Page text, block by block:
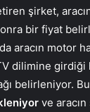
şirket,
bir fiyat
aracın motor
dilimine girdiği
belirleniyor.
ve